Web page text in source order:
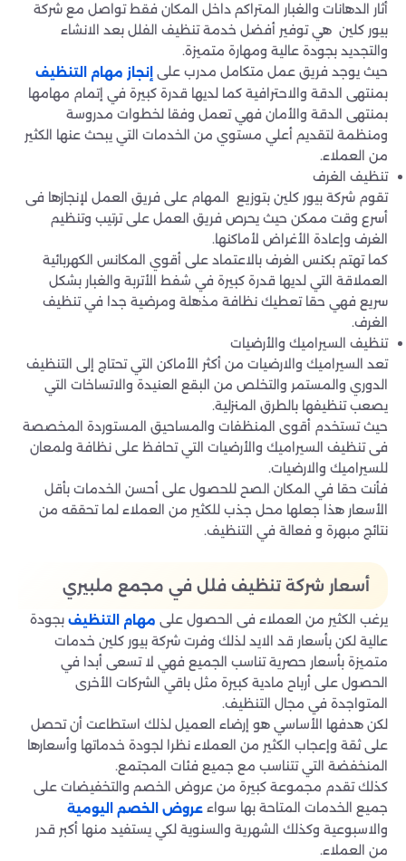
أثار الدهانات والغبار المتراكم داخل المكان فقط تواصل مع شركة
بيور كلين هي توفير أفضل خدمة تنظيف الفلل بعد الانشاء
والتجديد بجودة عالية ومهارة متميزة.
حيث يوجد فريق عمل متكامل مدرب على إنجاز مهام التنظيف
بمنتهى الدقة والاحترافية كما لديها قدرة كبيرة في إتمام مهامها
بمنتهى الدقة والأمان فهي تعمل وفقا لخطوات مدروسة
ومنظمة لتقديم أعلي مستوي من الخدمات التي يبحث عنها الكثير
من العملاء.
تنظيف الغرف
تقوم شركة بيور كلين بتوزيع المهام على فريق العمل لإنجازها فى
أسرع وقت ممكن حيث يحرص فريق العمل على ترتيب وتنظيم
الغرف وإعادة الأغراض لأماكنها.
كما تهتم بكنس الغرف بالاعتماد على أقوي المكانس الكهربائية
العملاقة التي لديها قدرة كبيرة في شفط الأتربة والغبار بشكل
سريع فهي حقا تعطيك نظافة مذهلة ومرضية جدا في تنظيف
الغرف.
تنظيف السيراميك والأرضيات
تعد السيراميك والارضيات من أكثر الأماكن التي تحتاج إلى التنظيف
الدوري والمستمر والتخلص من البقع العنيدة والاتساخات التي
يصعب تنظيفها بالطرق المنزلية.
حيث تستخدم أقوى المنظفات والمساحيق المستوردة المخصصة
فى تنظيف السيراميك والأرضيات التي تحافظ على نظافة ولمعان
للسيراميك والارضيات.
فأنت حقا في المكان الصح للحصول على أحسن الخدمات بأقل
الأسعار هذا جعلها محل جذب للكثير من العملاء لما تحققه من
نتائج مبهرة و فعالة في التنظيف.
أسعار شركة تنظيف فلل في مجمع ملبيري
يرغب الكثير من العملاء فى الحصول على مهام التنظيف بجودة
عالية لكن بأسعار قد الايد لذلك وفرت شركة بيور كلين خدمات
متميزة بأسعار حصرية تناسب الجميع فهي لا تسعى أبدا في
الحصول على أرباح مادية كبيرة مثل باقي الشركات الأخرى
المتواجدة في مجال التنظيف.
لكن هدفها الأساسي هو إرضاء العميل لذلك استطاعت أن تحصل
على ثقة وإعجاب الكثير من العملاء نظرا لجودة خدماتها وأسعارها
المنخفضة التي تتناسب مع جميع فئات المجتمع.
كذلك تقدم مجموعة كبيرة من عروض الخصم والتخفيضات على
جميع الخدمات المتاحة بها سواء عروض الخصم اليومية
والاسبوعية وكذلك الشهرية والسنوية لكي يستفيد منها أكبر قدر
من العملاء.